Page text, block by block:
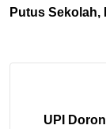
Putus Sekolah,
UPI